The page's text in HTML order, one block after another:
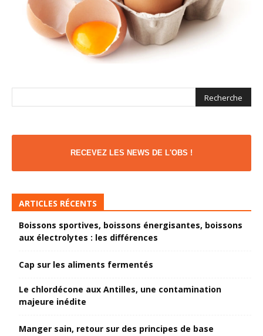
RECEVEZ LES NEWS DE L'OBS !
ARTICLES RÉCENTS
Boissons sportives, boissons énergisantes, boissons
aux électrolytes : les différences
Cap sur les aliments fermentés
Le chlordécone aux Antilles, une contamination
majeure inédite
Manger sain, retour sur des principes de base